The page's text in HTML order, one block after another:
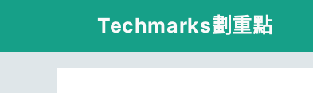
Techmarks劃重點